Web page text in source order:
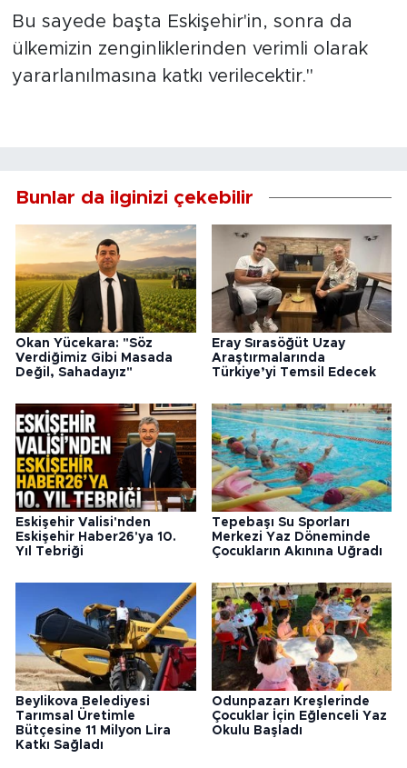
Bu sayede başta Eskişehir'in, sonra da
ülkemizin zenginliklerinden verimli olarak
yararlanılmasına katkı verilecektir."
Bunlar da ilginizi çekebilir
Okan Yücekara: "Söz
Verdiğimiz Gibi Masada
Değil, Sahadayız"
Eray Sırasöğüt Uzay
Araştırmalarında
Türkiye’yi Temsil Edecek
Eskişehir Valisi'nden
Eskişehir Haber26'ya 10.
Yıl Tebriği
Tepebaşı Su Sporları
Merkezi Yaz Döneminde
Çocukların Akınına Uğradı
Beylikova Belediyesi
Tarımsal Üretimle
Bütçesine 11 Milyon Lira
Katkı Sağladı
Odunpazarı Kreşlerinde
Çocuklar İçin Eğlenceli Yaz
Okulu Başladı